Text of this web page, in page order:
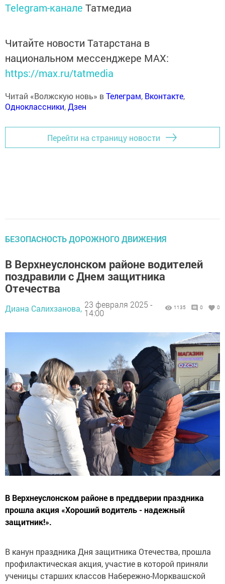
Telegram-канале Татмедиа
Читайте новости Татарстана в
национальном мессенджере MАХ:
https://max.ru/tatmedia
Читай «Волжскую новь» вТелеграм, Вконтакте,
Одноклассники,Дзен
Перейти на страницу новости
БЕЗОПАСНОСТЬ ДОРОЖНОГО ДВИЖЕНИЯ
В Верхнеуслонском районе водителей
поздравили с Днем защитника
Отечества
Диана Салихзанова, 23 февраля 2025 -
14:00
1135 0 0
В Верхнеуслонском районе в преддверии праздника
прошла акция «Хороший водитель - надежный
защитник!».
В канун праздника Дня защитника Отечества, прошла
профилактическая акция, участие в которой приняли
ученицы старших классов Набережно-Морквашской